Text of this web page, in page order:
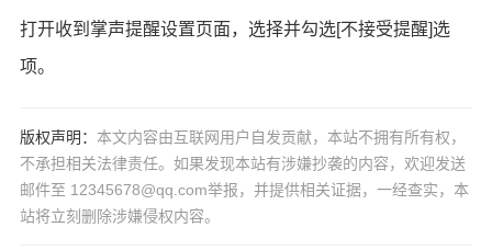
打开收到掌声提醒设置页面，选择并勾选[不接受提醒]选
项。
版权声明： 本文内容由互联网用户自发贡献，本站不拥有所有权，
不承担相关法律责任。如果发现本站有涉嫌抄袭的内容，欢迎发送
邮件至 12345678@qq.com举报，并提供相关证据，一经查实，本
站将立刻删除涉嫌侵权内容。